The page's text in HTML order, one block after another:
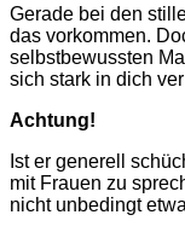
Gerade bei den
das vorkommen.
selbstbewussten
sich stark in dich
Achtung!
Ist er generell
mit Frauen zu
nicht unbedingt